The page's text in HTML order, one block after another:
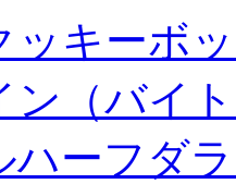
ッキーボ
ン（バイ
ハーフダ